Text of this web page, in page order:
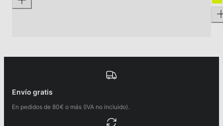
Envío gratis
En pedidos de 80€ o más (IVA no incluido).